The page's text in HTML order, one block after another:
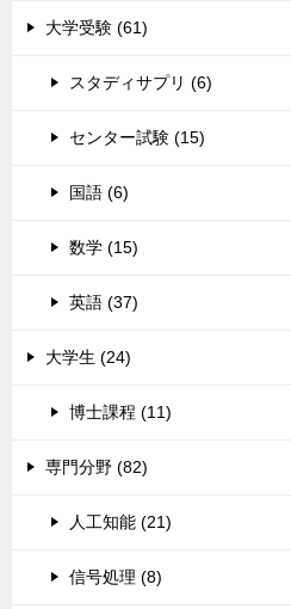
大学受験 (61)
スタディサプリ (6)
センター試験 (15)
国語 (6)
数学 (15)
英語 (37)
大学生 (24)
博士課程 (11)
専門分野 (82)
人工知能 (21)
信号処理 (8)